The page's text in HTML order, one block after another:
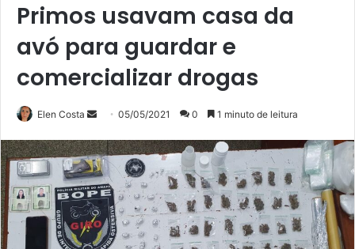
Primos usavam casa da
avó para guardar e
comercializar drogas
Elen Costa
Mande
e-
mail
05/05/2021 0 1 minuto de leitura